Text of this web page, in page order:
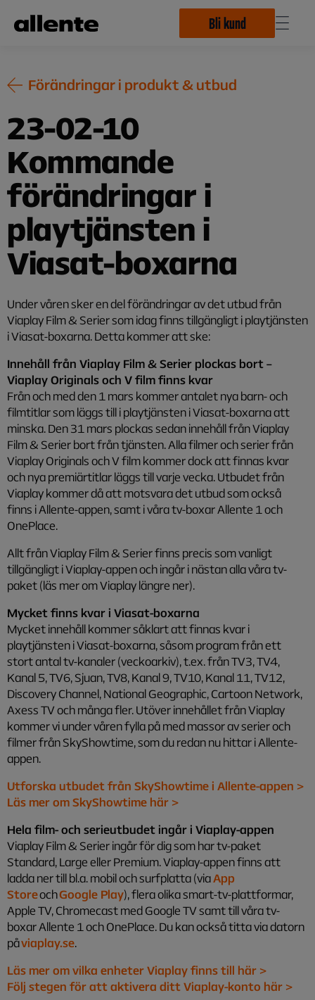
Bli kund
Förändringar i produkt & utbud
23-02-10
Kommande
förändringar i
playtjänsten i
Viasat-boxarna
Under våren sker en del förändringar av det utbud från
Viaplay Film & Serier som idag finns tillgängligt i playtjänsten
i Viasat-boxarna. Detta kommer att ske:
Innehåll från Viaplay Film & Serier plockas bort –
Viaplay Originals och V film finns kvar
Från och med den 1 mars kommer antalet nya barn- och
filmtitlar som läggs till i playtjänsten i Viasat-boxarna att
minska. Den 31 mars plockas sedan innehåll från Viaplay
Film & Serier bort från tjänsten. Alla filmer och serier från
Viaplay Originals och V film kommer dock att finnas kvar
och nya premiärtitlar läggs till varje vecka. Utbudet från
Viaplay kommer då att motsvara det utbud som också
finns i Allente-appen, samt i våra tv-boxar Allente 1 och
OnePlace.
Allt från Viaplay Film & Serier finns precis som vanligt
tillgängligt i Viaplay-appen och ingår i nästan alla våra tv-
paket (läs mer om Viaplay längre ner).
Mycket finns kvar i Viasat-boxarna
Mycket innehåll kommer såklart att finnas kvar i
playtjänsten i Viasat-boxarna, såsom program från ett
stort antal tv-kanaler (veckoarkiv), t.ex. från TV3, TV4,
Kanal 5, TV6, Sjuan, TV8, Kanal 9, TV10, Kanal 11, TV12,
Discovery Channel, National Geographic, Cartoon Network,
Axess TV och många fler. Utöver innehållet från Viaplay
kommer vi under våren fylla på med massor av serier och
filmer från SkyShowtime, som du redan nu hittar i Allente-
appen.
Utforska utbudet från SkyShowtime i Allente-appen >
Läs mer om SkyShowtime här >
Hela film- och serieutbudet ingår i Viaplay-appen
Viaplay Film & Serier ingår för dig som har tv-paket
Standard, Large eller Premium.Viaplay-appen finns att
ladda ner till bl.a. mobil och surfplatta (viaApp
StoreochGoogle Play), flera olika smart-tv-plattformar,
Apple TV, Chromecast med Google TV samt till våra tv-
boxar Allente 1 och OnePlace. Du kan också titta via datorn
påviaplay.se.
Läs mer om vilka enheter Viaplay finns till här >
Följ stegen för att aktivera ditt Viaplay-konto här >